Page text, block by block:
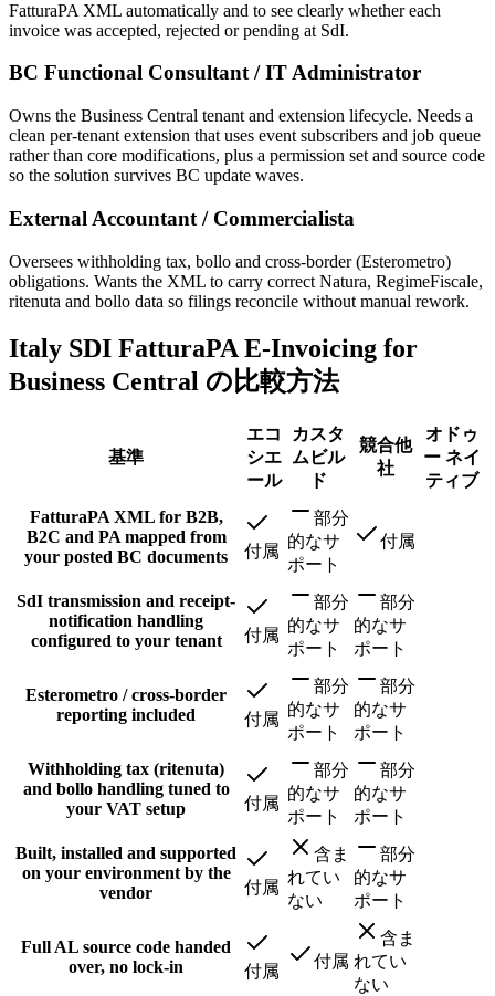
FatturaPA XML automatically and to see clearly whether each
invoice was accepted, rejected or pending at SdI.
BC Functional Consultant / IT Administrator
Owns the Business Central tenant and extension lifecycle. Needs a
clean per-tenant extension that uses event subscribers and job queue
rather than core modifications, plus a permission set and source code
so the solution survives BC update waves.
External Accountant / Commercialista
Oversees withholding tax, bollo and cross-border (Esterometro)
obligations. Wants the XML to carry correct Natura, RegimeFiscale,
ritenuta and bollo data so filings reconcile without manual rework.
Italy SDI FatturaPA E-Invoicing for
Business Central の比較方法
基準
エコ
シエ
ール
カスタ
ムビル
ド
競合他
社
オドゥ
ー ネイ
ティブ
FatturaPA XML for B2B,
B2C and PA mapped from
your posted BC documents
付属
部分
的なサ
ポート
付属
SdI transmission and receipt-
notification handling
configured to your tenant
付属
部分
的なサ
ポート
部分
的なサ
ポート
Esterometro / cross-border
reporting included
付属
部分
的なサ
ポート
部分
的なサ
ポート
Withholding tax (ritenuta)
and bollo handling tuned to
your VAT setup
付属
部分
的なサ
ポート
部分
的なサ
ポート
Built, installed and supported
on your environment by the
vendor
付属
含ま
れてい
ない
部分
的なサ
ポート
Full AL source code handed
over, no lock-in
付属
付属
含ま
れてい
ない